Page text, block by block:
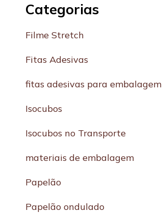
Categorias
Filme Stretch
Fitas Adesivas
fitas adesivas para embalagem
Isocubos
Isocubos no Transporte
materiais de embalagem
Papelão
Papelão ondulado